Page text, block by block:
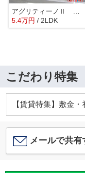
5.4万円 / 2LDK
こだわり特集
【賃貸特集】敷金・
メールで共有